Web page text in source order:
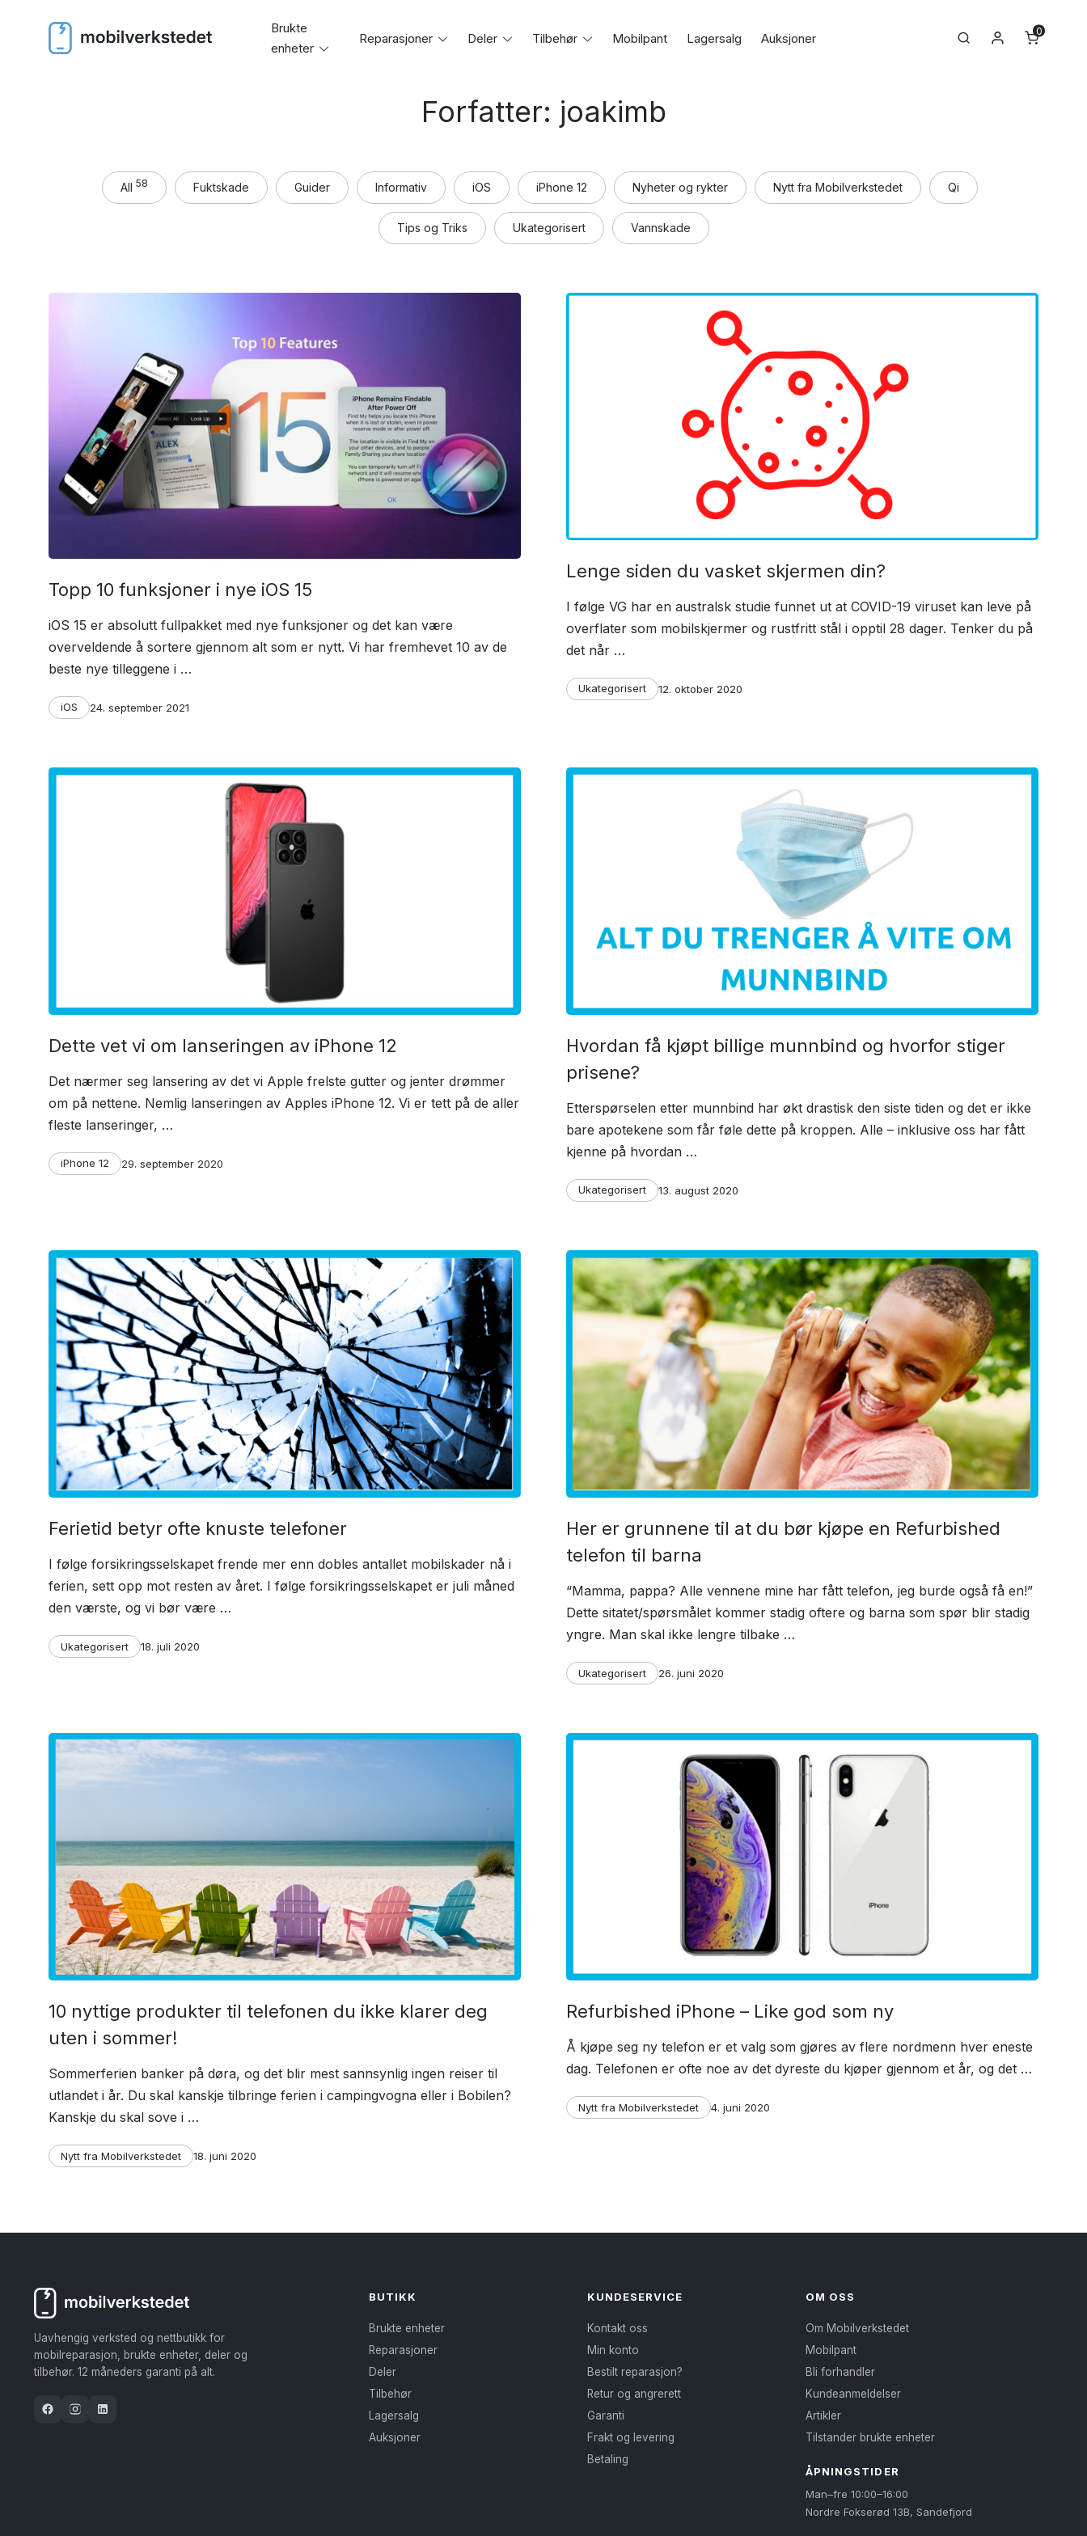
Brukte
enheter
Toggle
Reparasjoner
ToggleDeler
ToggleTilbehør
ToggleMobilpant Lagersalg Auksjoner Search Min konto
0
Forfatter: joakimb
All 58 Fuktskade Guider Informativ iOS iPhone 12 Nyheter og rykter Nytt fra Mobilverkstedet Qi
Tips og Triks Ukategorisert Vannskade
Topp 10 funksjoner i nye iOS 15
iOS 15 er absolutt fullpakket med nye funksjoner og det kan være
overveldende å sortere gjennom alt som er nytt. Vi har fremhevet 10 av de
beste nye tilleggene i …
Categories
iOS
Post
24. september 2021
Lenge siden du vasket skjermen din?
I følge VG har en australsk studie funnet ut at COVID-19 viruset kan leve på
overflater som mobilskjermer og rustfritt stål i opptil 28 dager. Tenker du på
det når …
Categories
Ukategorisert
Post
12. oktober 2020
Dette vet vi om lanseringen av iPhone 12
Det nærmer seg lansering av det vi Apple frelste gutter og jenter drømmer
om på nettene. Nemlig lanseringen av Apples iPhone 12. Vi er tett på de aller
fleste lanseringer, …
Categories
iPhone 12
Post
29. september 2020
Hvordan få kjøpt billige munnbind og hvorfor stiger
prisene?
Etterspørselen etter munnbind har økt drastisk den siste tiden og det er ikke
bare apotekene som får føle dette på kroppen. Alle – inklusive oss har fått
kjenne på hvordan …
Categories
Ukategorisert
Post
13. august 2020
Ferietid betyr ofte knuste telefoner
I følge forsikringsselskapet frende mer enn dobles antallet mobilskader nå i
ferien, sett opp mot resten av året. I følge forsikringsselskapet er juli måned
den værste, og vi bør være …
Categories
Ukategorisert
Post
18. juli 2020
Her er grunnene til at du bør kjøpe en Refurbished
telefon til barna
“Mamma, pappa? Alle vennene mine har fått telefon, jeg burde også få en!”
Dette sitatet/spørsmålet kommer stadig oftere og barna som spør blir stadig
yngre. Man skal ikke lengre tilbake …
Categories
Ukategorisert
Post
26. juni 2020
10 nyttige produkter til telefonen du ikke klarer deg
uten i sommer!
Sommerferien banker på døra, og det blir mest sannsynlig ingen reiser til
utlandet i år. Du skal kanskje tilbringe ferien i campingvogna eller i Bobilen?
Kanskje du skal sove i …
Categories
Nytt fra Mobilverkstedet
Post
18. juni 2020
Refurbished iPhone – Like god som ny
Å kjøpe seg ny telefon er et valg som gjøres av flere nordmenn hver eneste
dag. Telefonen er ofte noe av det dyreste du kjøper gjennom et år, og det …
Categories
Nytt fra Mobilverkstedet
Post
4. juni 2020
Uavhengig verksted og nettbutikk for
mobilreparasjon, brukte enheter, deler og
tilbehør. 12 måneders garanti på alt.
BUTIKK
Brukte enheter
Reparasjoner
Deler
Tilbehør
Lagersalg
Auksjoner
KUNDESERVICE
Kontakt oss
Min konto
Bestilt reparasjon?
Retur og angrerett
Garanti
Frakt og levering
Betaling
OM OSS
Om Mobilverkstedet
Mobilpant
Bli forhandler
Kundeanmeldelser
Artikler
Tilstander brukte enheter
ÅPNINGSTIDER
Man–fre 10:00–16:00
Nordre Fokserød 13B, Sandefjord